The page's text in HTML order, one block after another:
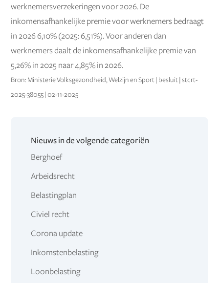
werknemersverzekeringen voor 2026. De
inkomensafhankelijke premie voor werknemers bedraagt
in 2026 6,10% (2025: 6,51%). Voor anderen dan
werknemers daalt de inkomensafhankelijke premie van
5,26% in 2025 naar 4,85% in 2026.
Bron: Ministerie Volksgezondheid, Welzijn en Sport | besluit | stcrt-
2025-38055 | 02-11-2025
Nieuws in de volgende categoriën
Berghoef
Arbeidsrecht
Belastingplan
Civiel recht
Corona update
Inkomstenbelasting
Loonbelasting